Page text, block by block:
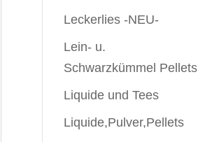
Leckerlies -NEU-
Lein- u.
Schwarzkümmel Pellets
Liquide und Tees
Liquide,Pulver,Pellets